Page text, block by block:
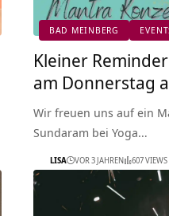
BAD MEINBERG
Kleiner
am Donnerstag
Wir freuen uns auf ein
Sundaram bei Yoga…
LISA VOR 3 JAHREN 607 VIEWS